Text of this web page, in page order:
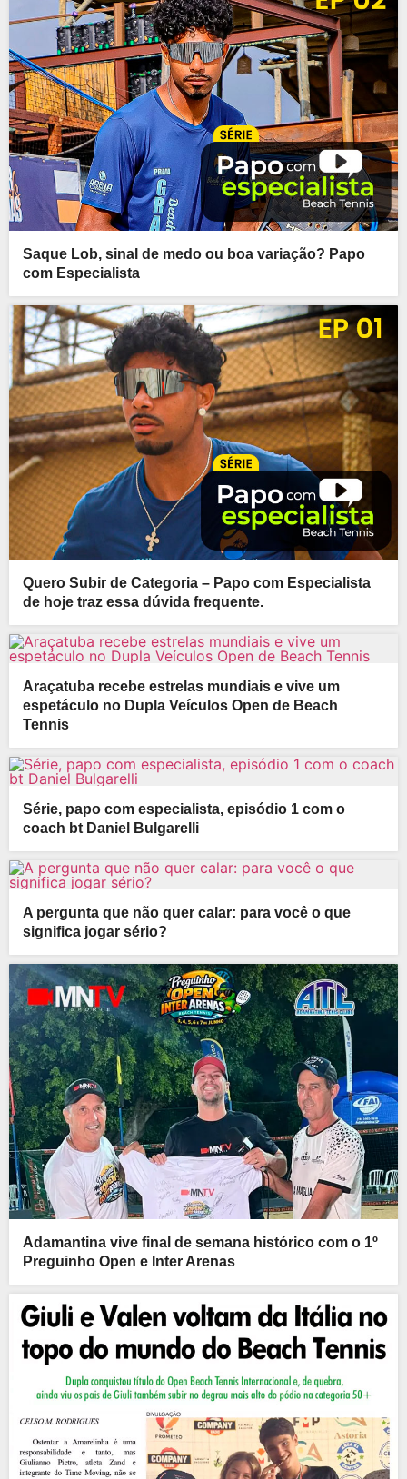
Saque Lob, sinal de medo ou boa variação? Papo
com Especialista
Quero Subir de Categoria – Papo com Especialista
de hoje traz essa dúvida frequente.
Araçatuba recebe estrelas mundiais e vive um
espetáculo no Dupla Veículos Open de Beach
Tennis
Série, papo com especialista, episódio 1 com o
coach bt Daniel Bulgarelli
A pergunta que não quer calar: para você o que
significa jogar sério?
Adamantina vive final de semana histórico com o 1º
Preguinho Open e Inter Arenas